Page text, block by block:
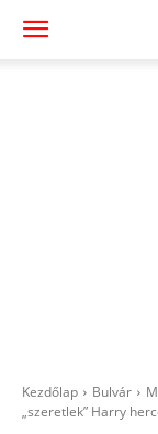
Kezdőlap Bulvár
„szeretlek” Harry